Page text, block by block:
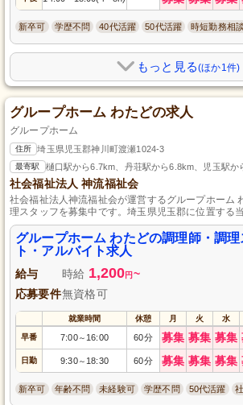
新卒可 学歴不問 40代活躍 50代活躍 時短勤務相
もっと見る(ほか1件)
グループホーム わたどの求人
グループホーム
住所 埼玉県児玉郡神川町渡瀬1024-3
最寄駅 樋口駅から6.7km、丹荘駅から6.8km、児玉駅か
社会福祉法人 神流福祉会
社会福祉法人神流福祉会が運営するグループホーム
理スタッフを募集中です。埼玉県児玉郡に位置する
康と笑顔を支えませんか？介護福祉士や初任者研修
許をお持ちの方を歓迎します。資格を活かして、パ
働けるチャンスです。ご応募お待ちしております。
グループホーム わたどの調理師・調
ト・アルバイト求人
給与 時給 1,200円 ~
応募要件無資格可
就業時間 休憩 月 火 水
早番 7:00～ 16:00 60分 募集 募集 募集
日勤 9:30～ 18:30 60分 募集 募集 募集
新卒可 年齢不問 未経験可 学歴不問 50代活躍